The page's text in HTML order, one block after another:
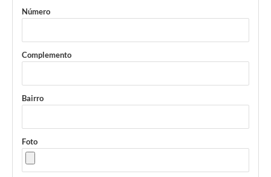
Número
Complemento
Bairro
Foto